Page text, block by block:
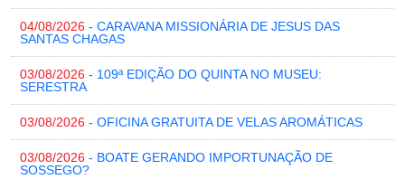
04/08/2026 - CARAVANA MISSIONÁRIA DE JESUS DAS
SANTAS CHAGAS
03/08/2026 - 109ª EDIÇÃO DO QUINTA NO MUSEU:
SERESTRA
03/08/2026 - OFICINA GRATUITA DE VELAS AROMÁTICAS
03/08/2026 - BOATE GERANDO IMPORTUNAÇÃO DE
SOSSEGO?